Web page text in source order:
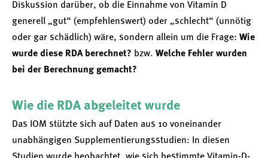
Diskussion darüber, ob die Einnahme von Vitamin D
generell „gut“ (empfehlenswert) oder „schlecht“ (unnötig
oder gar schädlich) wäre, sondern allein um die Frage: Wie
wurde diese RDA berechnet? bzw. Welche Fehler wurden
bei der Berechnung gemacht?
Wie die RDA abgeleitet wurde
Das IOM stützte sich auf Daten aus 10 voneinander
unabhängigen Supplementierungsstudien: In diesen